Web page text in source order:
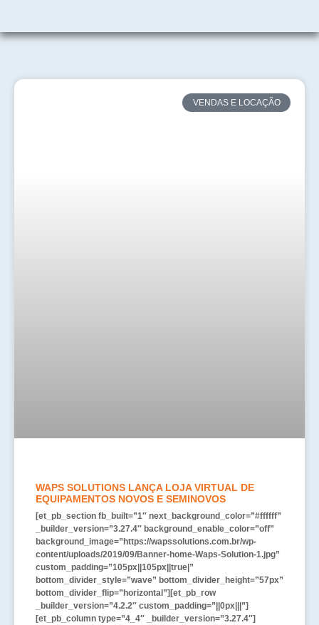
VENDAS E LOCAÇÃO
WAPS SOLUTIONS LANÇA LOJA VIRTUAL DE
EQUIPAMENTOS NOVOS E SEMINOVOS
[et_pb_section fb_built=”1″ next_background_color=”#ffffff”
_builder_version=”3.27.4″ background_enable_color=”off”
background_image=”https://wapssolutions.com.br/wp-
content/uploads/2019/09/Banner-home-Waps-Solution-1.jpg”
custom_padding=”105px||105px||true|”
bottom_divider_style=”wave” bottom_divider_height=”57px”
bottom_divider_flip=”horizontal”][et_pb_row
_builder_version=”4.2.2″ custom_padding=”||0px|||”]
[et_pb_column type=”4_4″ _builder_version=”3.27.4″]